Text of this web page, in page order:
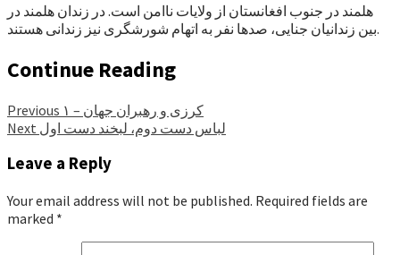
هلمند در جنوب افغانستان از ولایات ناامن است. در زندان هلمند در
بین زندانیان جنایی، صدها نفر به اتهام شورشگری نیز زندانی هستند.
Continue Reading
Previous
کرزی و رهبران جهان – ۱
Next لباس دست دوم، لبخند دست اول
Leave a Reply
Your email address will not be published. Required fields are
marked *